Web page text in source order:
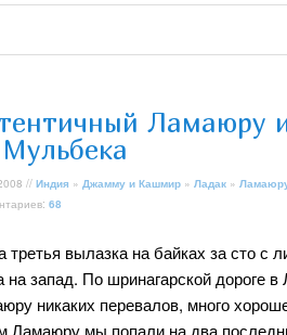
Ламаюру
// Индия » Джамму и Кашмир » Ладак »
68
третья вылазка на байках за сто с
на запад. По шринагарской дороге
никаких перевалов, много
Ламаюру мы попали на два